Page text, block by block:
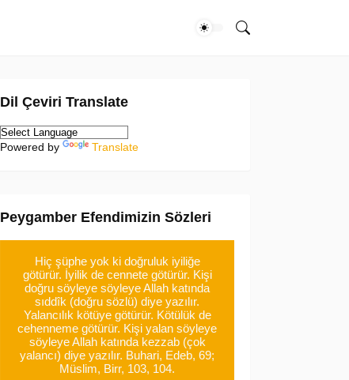
Dil Çeviri Translate
Powered by Translate
Peygamber Efendimizin Sözleri
Hiç şüphe yok ki doğruluk iyiliğe
götürür. İyilik de cennete götürür. Kişi
doğru söyleye söyleye Allah katında
sıddîk (doğru sözlü) diye yazılır.
Yalancılık kötüye götürür. Kötülük de
cehenneme götürür. Kişi yalan söyleye
söyleye Allah katında kezzab (çok
yalancı) diye yazılır. Buhari, Edeb, 69;
Müslim, Birr, 103, 104.